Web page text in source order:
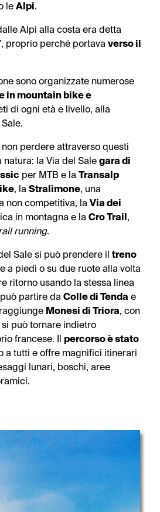
le Alpi.
Alpi alla costa era detta
proprio perché portava verso il
sono organizzate numerose
in mountain bike e
di ogni età e livello, alla
perdere attraverso questi
la Via del Sale gara di
per MTB e la Transalp
, la Stralimone, una
non competitiva, la Via dei
in montagna e la Cro Trail,
running.
Sale si può prendere il treno
a piedi o su due ruote alla volta
ritorno usando la stessa linea
partire da Colle di Tenda e
Monesi di Triora, con
può tornare indietro
francese. Il percorso è stato
a tutti e offre magnifici itinerari
lunari, boschi, aree